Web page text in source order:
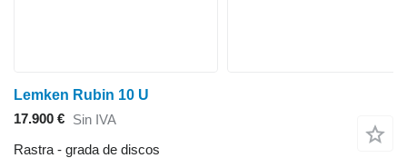
Lemken Rubin 10 U
17.900 € Sin IVA
Rastra - grada de discos